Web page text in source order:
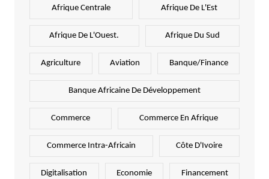
Afrique Centrale Afrique De L'Est
Afrique De L'Ouest. Afrique Du Sud
Agriculture Aviation Banque/Finance
Banque Africaine De Développement
Commerce Commerce En Afrique
Commerce Intra-Africain Côte D'Ivoire
Digitalisation Economie Financement